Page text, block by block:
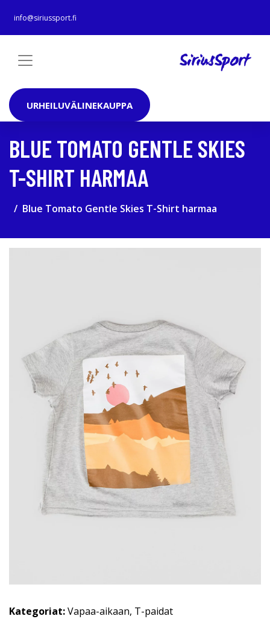
info@siriussport.fi
URHEILUVÄLINEKAUPPA
BLUE TOMATO GENTLE SKIES
T-SHIRT HARMAA
Blue Tomato Gentle Skies T-Shirt harmaa
Kategoriat:Vapaa-aikaan, T-paidat